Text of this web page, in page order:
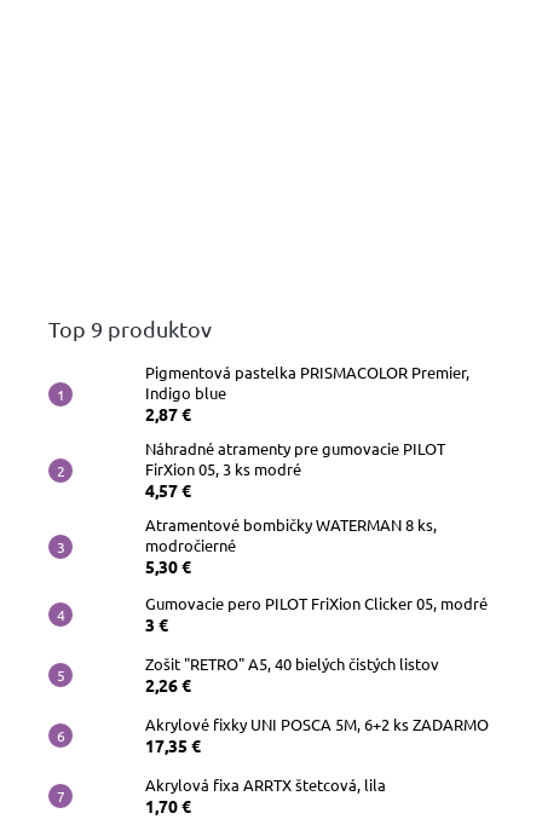
Top 9 produktov
Pigmentová pastelka PRISMACOLOR Premier,
Indigo blue
2,87 €
Náhradné atramenty pre gumovacie PILOT
FirXion 05, 3 ks modré
4,57 €
Atramentové bombičky WATERMAN 8 ks,
modročierné
5,30 €
Gumovacie pero PILOT FriXion Clicker 05, modré
3 €
Zošit "RETRO" A5, 40 bielých čistých listov
2,26 €
Akrylové fixky UNI POSCA 5M, 6+2 ks ZADARMO
17,35 €
Akrylová fixa ARRTX štetcová, lila
1,70 €